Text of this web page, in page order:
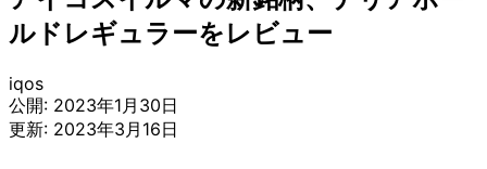
ルドレギュラーをレビュー
iqos
公開: 2023年1月30日
更新: 2023年3月16日